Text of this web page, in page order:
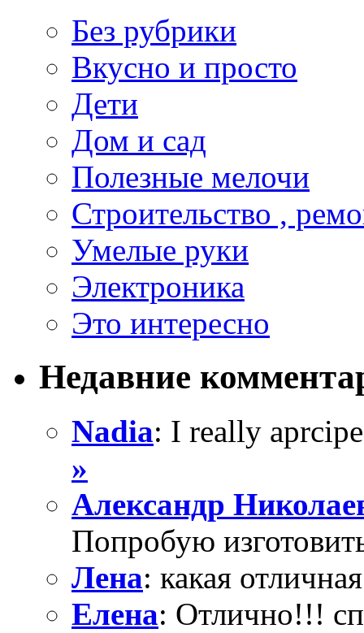
Без рубрики
Вкусно и просто
Дети
Дом и сад
Полезные мелочи
Строительство ,
Умелые руки
Электроника
Это интересно
Недавние
Nadia: I really
»
Александр
Попробую
Лена: какая
Елена: Отлично!!!